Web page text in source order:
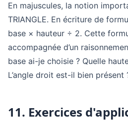
En majuscules, la notion
TRIANGLE. En écriture de
base × hauteur ÷ 2. Cette
accompagnée d’un
base ai-je choisie ? Quelle
L’angle droit est-il bien présent
11. Exercices